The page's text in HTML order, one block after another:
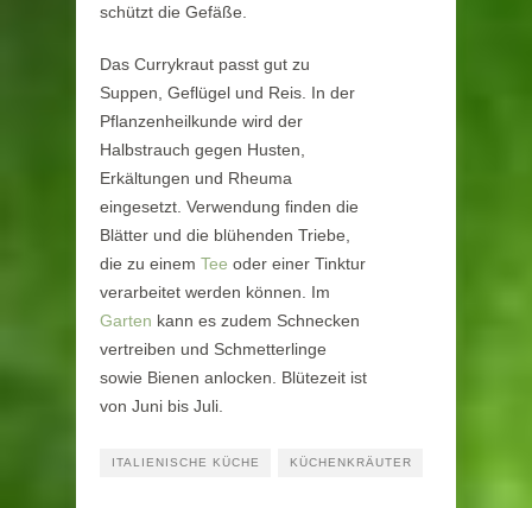
schützt die Gefäße.
Das Currykraut passt gut zu
Suppen, Geflügel und Reis. In der
Pflanzenheilkunde wird der
Halbstrauch gegen Husten,
Erkältungen und Rheuma
eingesetzt. Verwendung finden die
Blätter und die blühenden Triebe,
die zu einem Tee oder einer Tinktur
verarbeitet werden können. Im
Garten kann es zudem Schnecken
vertreiben und Schmetterlinge
sowie Bienen anlocken. Blütezeit ist
von Juni bis Juli.
ITALIENISCHE KÜCHE KÜCHENKRÄUTER